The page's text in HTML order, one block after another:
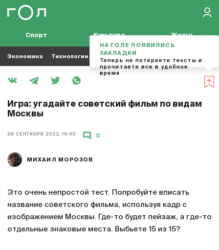
Спорт Культура Жизнь
Экономика Технологии Кино Футбол
Игра: угадайте советский фильм по видам
Москвы
09 СЕНТЯБРЯ 2022, 16:40
МИХАИЛ МОРОЗОВ
0
Это очень непростой тест. Попробуйте вписать
название советского фильма, используя кадр с
изображением Москвы. Где-то будет пейзаж, а где-то
отдельные знаковые места. Выбьете 15 из 15?
НА ГОЛЕ ПОЯВИЛИСЬ
ЗАКЛАДКИ
Теперь не потеряете тексты и
прочитаете все в удобное
время